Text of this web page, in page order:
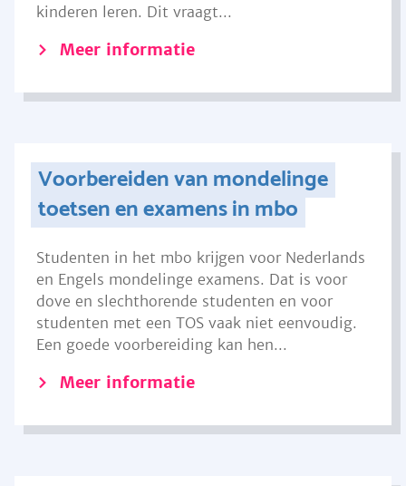
kinderen leren. Dit vraagt...
Meer informatie
Voorbereiden van mondelinge
toetsen en examens in mbo
Studenten in het mbo krijgen voor Nederlands
en Engels mondelinge examens. Dat is voor
dove en slechthorende studenten en voor
studenten met een TOS vaak niet eenvoudig.
Een goede voorbereiding kan hen...
Meer informatie